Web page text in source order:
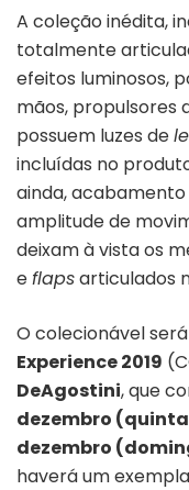
A coleção inédita,
totalmente
efeitos luminosos,
mãos, propulsores
possuem luzes de
incluídas no
ainda,
amplitude de
deixam à vista os
eflapsarticulados
O colecionável
Experience 2019
DeAgostini, que
dezembro
dezembro
haverá um